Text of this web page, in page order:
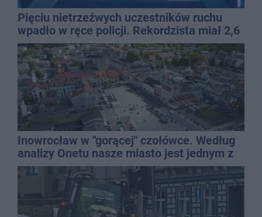
Pięciu nietrzeźwych uczestników ruchu
wpadło w ręce policji. Rekordzista miał 2,6
promila
Inowrocław w "gorącej" czołówce. Według
analizy Onetu nasze miasto jest jednym z
najbardziej narażonych na upały